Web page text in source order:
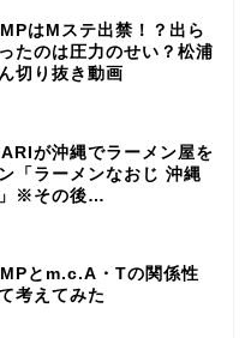
はMステ出禁！？出ら
たのは圧力のせい？松浦
切り抜き動画
が沖縄でラーメン屋を
「ラーメンなおじ 沖縄
※その後…
とm.c.A・Tの関係性
考えてみた